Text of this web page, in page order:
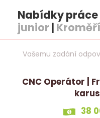
Nabídky práce
junior |
Vašemu zadání
CNC Operátor |
38